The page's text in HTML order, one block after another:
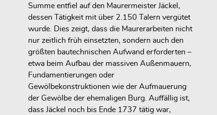
Summe entfiel auf den Maurermeister Jäckel,
dessen Tätigkeit mit über 2.150 Talern vergütet
wurde. Dies zeigt, dass die Maurerarbeiten nicht
nur zeitlich früh einsetzten, sondern auch den
größten bautechnischen Aufwand erforderten –
etwa beim Aufbau der massiven Außenmauern,
Fundamentierungen oder
Gewölbekonstruktionen wie der Aufmauerung
der Gewölbe der ehemaligen Burg. Auffällig ist,
dass Jäckel noch bis Ende 1737 tätig war,